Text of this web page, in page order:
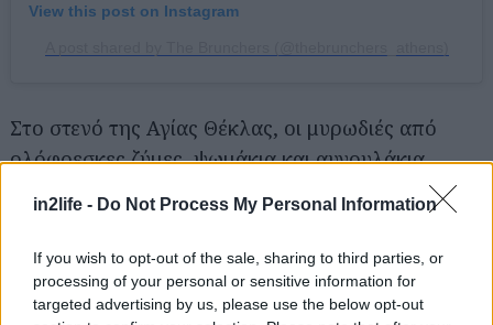
in2life - Do Not Process My Personal Information
If you wish to opt-out of the sale, sharing to third parties, or
processing of your personal or sensitive information for
targeted advertising by us, please use the below opt-out
View this post on Instagram
Στο στενό της Αγίας Θέκλας, οι μυρωδιές από
ολόφρεσκες ζύμες, ψωμάκια και αυγουλάκια
σπάνε μύτες. Το πληθωρικό The Brunchers τιμά
το όνομά του όπως πρέπει, και σερβίρει στον
άνετο εσωτερικό του χώρο αποκλειστικά και μόνο
μπραντς σε χορταστική ποσότητα. Ξεχωρίζουν τα
άκρως value for money Brunchers Benedict, με